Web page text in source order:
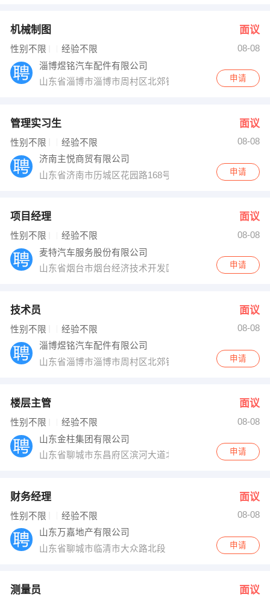
机械制图 面议
性别不限 经验不限
08-08
淄博煜铭汽车配件有限公司
山东省淄博市淄博市周村区北郊镇
申请
管理实习生 面议
性别不限 经验不限
08-08
济南主悦商贸有限公司
山东省济南市历城区花园路168号融基大厦708室（洪楼
申请
项目经理 面议
性别不限 经验不限
08-08
麦特汽车服务股份有限公司
山东省烟台市烟台经济技术开发区五指山路1号
申请
技术员 面议
性别不限 经验不限
08-08
淄博煜铭汽车配件有限公司
山东省淄博市淄博市周村区北郊镇
申请
楼层主管 面议
性别不限 经验不限
08-08
山东金柱集团有限公司
山东省聊城市东昌府区滨河大道北1号
申请
财务经理 面议
性别不限 经验不限
08-08
山东万嘉地产有限公司
山东省聊城市临清市大众路北段
申请
测量员 面议